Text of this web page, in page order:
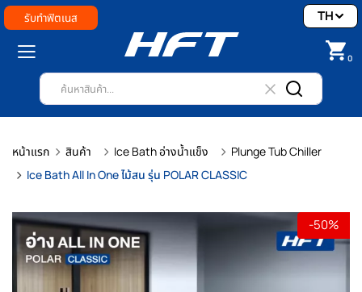
รับทำฟิตเนส
0
TH
หน้าแรก สินค้า Ice Bath อ่างน้ำแข็ง
Plunge Tub Chiller
Ice Bath All In One ไม้สน รุ่น POLAR CLASSIC
-50%